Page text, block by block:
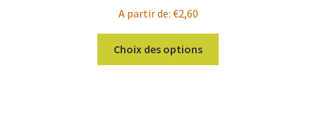
A partir de: €2,60
Choix des options